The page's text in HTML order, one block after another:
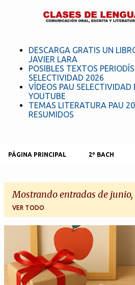
Ir al contenido
DESCARGA GRATIS UN
JAVIER LARA
POSIBLES TEXTOS
SELECTIVIDAD 2026
VÍDEOS PAU SELECTIVIDAD
YOUTUBE
TEMAS LITERATURA PAU
RESUMIDOS
PÁGINA PRINCIPAL 2º BACH
Mostrando entradas de junio,
VER TODO